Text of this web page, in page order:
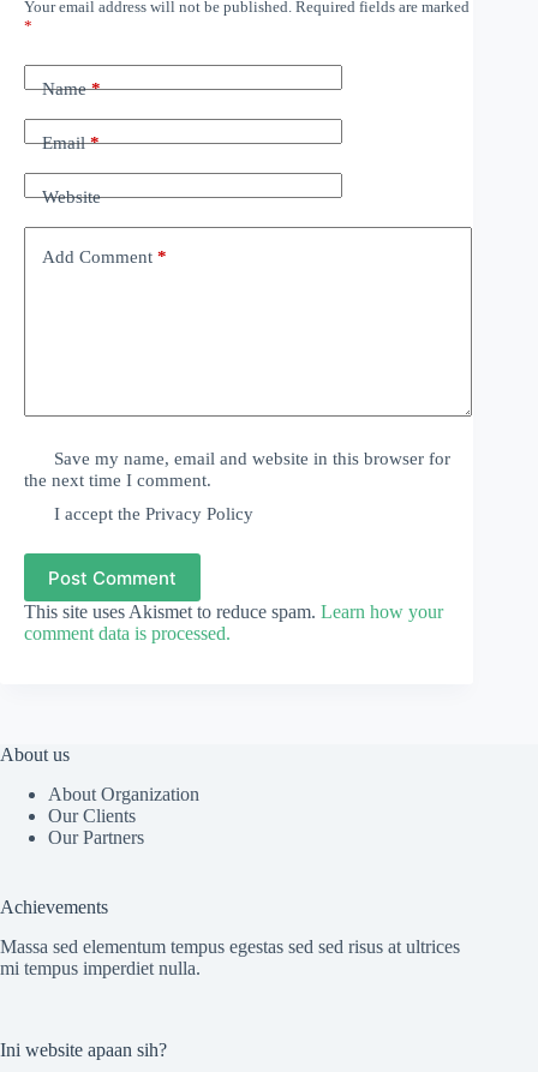
Your email address will not be published. Required fields are marked
*
Name*
Email*
Website
Add Comment *
Save my name, email and website in this browser for
the next time I comment.
I accept thePrivacy Policy
Post Comment
This site uses Akismet to reduce spam. Learn how your
comment data is processed.
About us
About Organization
Our Clients
Our Partners
Achievements
Massa sed elementum tempus egestas sed sed risus at ultrices
mi tempus imperdiet nulla.
Ini website apaan sih?